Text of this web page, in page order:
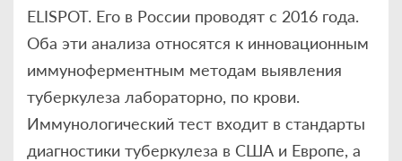
ELISPOT. Его в России проводят с 2016 года.
Оба эти анализа относятся к инновационным
иммуноферментным методам выявления
туберкулеза лабораторно, по крови.
Иммунологический тест входит в стандарты
диагностики туберкулеза в США и Европе, а